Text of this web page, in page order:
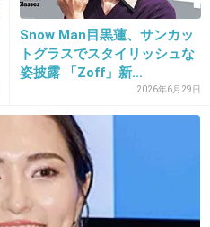
はず…
つも髪型がビミョーな
Snow Man目黒蓮、サンカッ
トグラスでスタイリッシュな
姿披露 「Zoff」新...
2026年6月29日